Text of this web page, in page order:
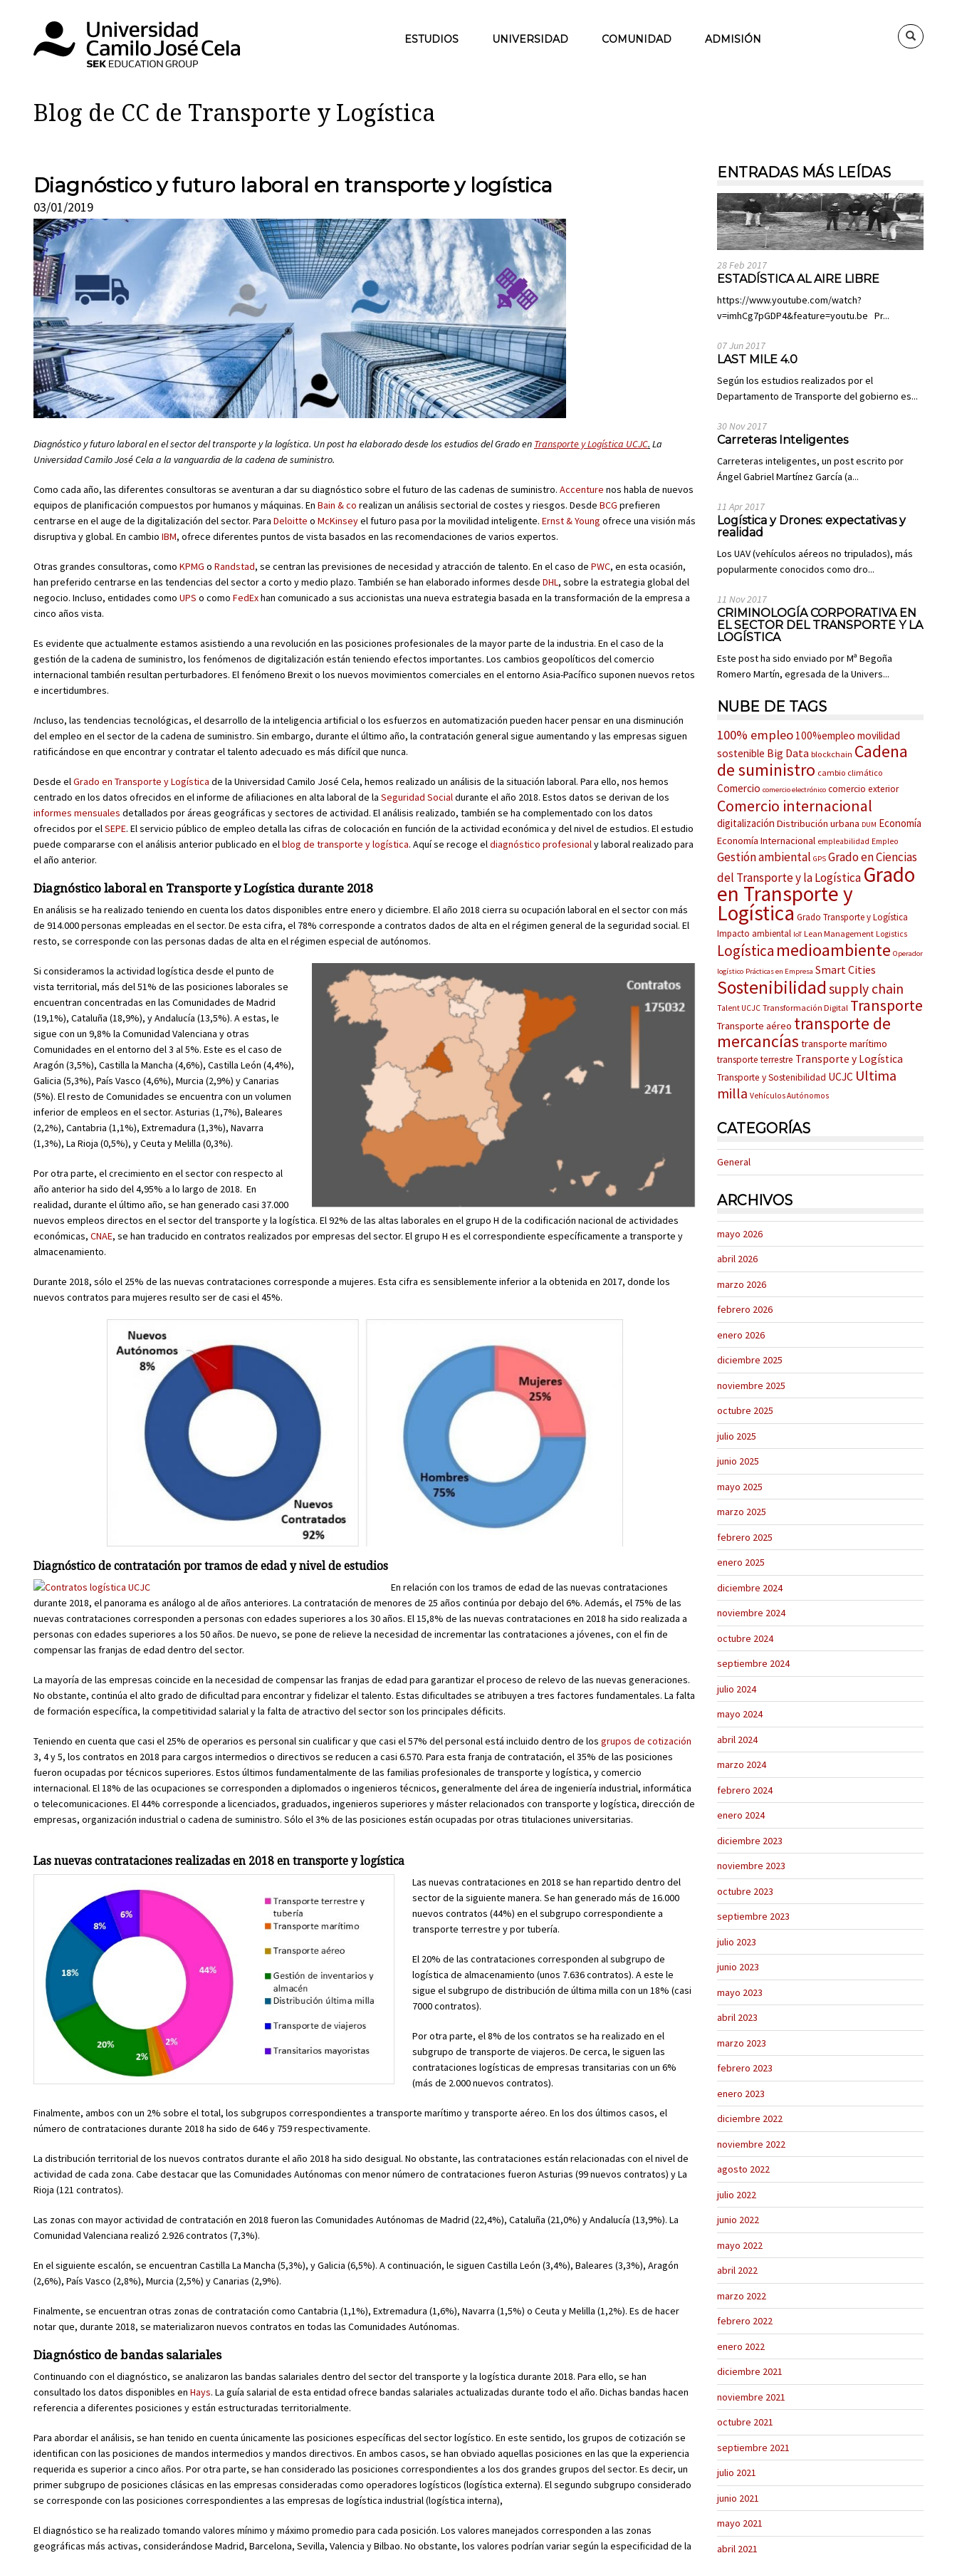
ESTUDIOS UNIVERSIDAD COMUNIDAD ADMISIÓN
Blog de CC de Transporte y Logística
Diagnóstico y futuro laboral en transporte y logística
03/01/2019
Diagnóstico y futuro laboral en el sector del transporte y la logística. Un post ha elaborado desde los estudios del Grado en Transporte y Logística UCJC. La
Universidad Camilo José Cela a la vanguardia de la cadena de suministro.
Como cada año, las diferentes consultoras se aventuran a dar su diagnóstico sobre el futuro de las cadenas de suministro. Accenture nos habla de nuevos
equipos de planificación compuestos por humanos y máquinas. En Bain & co realizan un análisis sectorial de costes y riesgos. Desde BCG prefieren
centrarse en el auge de la digitalización del sector. Para Deloitte o McKinseyel futuro pasa por la movilidad inteligente. Ernst & Young ofrece una visión más
disruptiva y global. En cambio IBM, ofrece diferentes puntos de vista basados en las recomendaciones de varios expertos.
Otras grandes consultoras, como KPMG o Randstad, se centran las previsiones de necesidad y atracción de talento. En el caso de PWC, en esta ocasión,
han preferido centrarse en las tendencias del sector a corto y medio plazo. También se han elaborado informes desde DHL , sobre la estrategia global del
negocio. Incluso, entidades como UPS o como FedExhan comunicado a sus accionistas una nueva estrategia basada en la transformación de la empresa a
cinco años vista.
Es evidente que actualmente estamos asistiendo a una revolución en las posiciones profesionales de la mayor parte de la industria. En el caso de la
gestión de la cadena de suministro, los fenómenos de digitalización están teniendo efectos importantes. Los cambios geopolíticos del comercio
internacional también resultan perturbadores. El fenómeno Brexit o los nuevos movimientos comerciales en el entorno Asia-Pacífico suponen nuevos retos
e incertidumbres.
Incluso, las tendencias tecnológicas, el desarrollo de la inteligencia artificial o los esfuerzos en automatización pueden hacer pensar en una disminución
del empleo en el sector de la cadena de suministro. Sin embargo, durante el último año, la contratación general sigue aumentando y las empresas siguen
ratificándose en que encontrar y contratar el talento adecuado es más difícil que nunca.
Desde el Grado en Transporte y Logística de la Universidad Camilo José Cela, hemos realizado un análisis de la situación laboral. Para ello, nos hemos
centrado en los datos ofrecidos en el informe de afiliaciones en alta laboral de la Seguridad Social durante el año 2018. Estos datos se derivan de los
informes mensuales detallados por áreas geográficas y sectores de actividad. El análisis realizado, también se ha complementado con los datos
ofrecidos por el SEPE. El servicio público de empleo detalla las cifras de colocación en función de la actividad económica y del nivel de estudios. El estudio
puede compararse con el análisis anterior publicado en el blog de transporte y logística. Aquí se recoge el diagnóstico profesional y laboral realizado para
el año anterior.
Diagnóstico laboral en Transporte y Logística durante 2018
En análisis se ha realizado teniendo en cuenta los datos disponibles entre enero y diciembre. El año 2018 cierra su ocupación laboral en el sector con más
de 914.000 personas empleadas en el sector. De esta cifra, el 78% corresponde a contratos dados de alta en el régimen general de la seguridad social. El
resto, se corresponde con las personas dadas de alta en el régimen especial de autónomos.
Si consideramos la actividad logística desde el punto de
vista territorial, más del 51% de las posiciones laborales se
encuentran concentradas en las Comunidades de Madrid
(19,1%), Cataluña (18,9%), y Andalucía (13,5%). A estas, le
sigue con un 9,8% la Comunidad Valenciana y otras
Comunidades en el entorno del 3 al 5%. Este es el caso de
Aragón (3,5%), Castilla la Mancha (4,6%), Castilla León (4,4%),
Galicia (5,3%), País Vasco (4,6%), Murcia (2,9%) y Canarias
(5%). El resto de Comunidades se encuentra con un volumen
inferior de empleos en el sector. Asturias (1,7%), Baleares
(2,2%), Cantabria (1,1%), Extremadura (1,3%), Navarra
(1,3%), La Rioja (0,5%), y Ceuta y Melilla (0,3%).
Por otra parte, el crecimiento en el sector con respecto al
año anterior ha sido del 4,95% a lo largo de 2018. En
realidad, durante el último año, se han generado casi 37.000
nuevos empleos directos en el sector del transporte y la logística. El 92% de las altas laborales en el grupo H de la codificación nacional de actividades
económicas, CNAE, se han traducido en contratos realizados por empresas del sector. El grupo H es el correspondiente específicamente a transporte y
almacenamiento.
Durante 2018, sólo el 25% de las nuevas contrataciones corresponde a mujeres. Esta cifra es sensiblemente inferior a la obtenida en 2017, donde los
nuevos contratos para mujeres resulto ser de casi el 45%.
Diagnóstico de contratación por tramos de edad y nivel de estudios
En relación con los tramos de edad de las nuevas contrataciones
durante 2018, el panorama es análogo al de años anteriores. La contratación de menores de 25 años continúa por debajo del 6%. Además, el 75% de las
nuevas contrataciones corresponden a personas con edades superiores a los 30 años. El 15,8% de las nuevas contrataciones en 2018 ha sido realizada a
personas con edades superiores a los 50 años. De nuevo, se pone de relieve la necesidad de incrementar las contrataciones a jóvenes, con el fin de
compensar las franjas de edad dentro del sector.
La mayoría de las empresas coincide en la necesidad de compensar las franjas de edad para garantizar el proceso de relevo de las nuevas generaciones.
No obstante, continúa el alto grado de dificultad para encontrar y fidelizar el talento. Estas dificultades se atribuyen a tres factores fundamentales. La falta
de formación específica, la competitividad salarial y la falta de atractivo del sector son los principales déficits.
Teniendo en cuenta que casi el 25% de operarios es personal sin cualificar y que casi el 57% del personal está incluido dentro de los grupos de cotización
3, 4 y 5, los contratos en 2018 para cargos intermedios o directivos se reducen a casi 6.570. Para esta franja de contratación, el 35% de las posiciones
fueron ocupadas por técnicos superiores. Estos últimos fundamentalmente de las familias profesionales de transporte y logística, y comercio
internacional. El 18% de las ocupaciones se corresponden a diplomados o ingenieros técnicos, generalmente del área de ingeniería industrial, informática
o telecomunicaciones. El 44% corresponde a licenciados, graduados, ingenieros superiores y máster relacionados con transporte y logística, dirección de
empresas, organización industrial o cadena de suministro. Sólo el 3% de las posiciones están ocupadas por otras titulaciones universitarias.
Las nuevas contrataciones realizadas en 2018 en transporte y logística
Las nuevas contrataciones en 2018 se han repartido dentro del
sector de la siguiente manera. Se han generado más de 16.000
nuevos contratos (44%) en el subgrupo correspondiente a
transporte terrestre y por tubería.
El 20% de las contrataciones corresponden al subgrupo de
logística de almacenamiento (unos 7.636 contratos). A este le
sigue el subgrupo de distribución de última milla con un 18% (casi
7000 contratos).
Por otra parte, el 8% de los contratos se ha realizado en el
subgrupo de transporte de viajeros. De cerca, le siguen las
contrataciones logísticas de empresas transitarias con un 6%
(más de 2.000 nuevos contratos).
Finalmente, ambos con un 2% sobre el total, los subgrupos correspondientes a transporte marítimo y transporte aéreo. En los dos últimos casos, el
número de contrataciones durante 2018 ha sido de 646 y 759 respectivamente.
La distribución territorial de los nuevos contratos durante el año 2018 ha sido desigual. No obstante, las contrataciones están relacionadas con el nivel de
actividad de cada zona. Cabe destacar que las Comunidades Autónomas con menor número de contrataciones fueron Asturias (99 nuevos contratos) y La
Rioja (121 contratos).
Las zonas con mayor actividad de contratación en 2018 fueron las Comunidades Autónomas de Madrid (22,4%), Cataluña (21,0%) y Andalucía (13,9%). La
Comunidad Valenciana realizó 2.926 contratos (7,3%).
En el siguiente escalón, se encuentran Castilla La Mancha (5,3%), y Galicia (6,5%). A continuación, le siguen Castilla León (3,4%), Baleares (3,3%), Aragón
(2,6%), País Vasco (2,8%), Murcia (2,5%) y Canarias (2,9%).
Finalmente, se encuentran otras zonas de contratación como Cantabria (1,1%), Extremadura (1,6%), Navarra (1,5%) o Ceuta y Melilla (1,2%). Es de hacer
notar que, durante 2018, se materializaron nuevos contratos en todas las Comunidades Autónomas.
Diagnóstico de bandas salariales
Continuando con el diagnóstico, se analizaron las bandas salariales dentro del sector del transporte y la logística durante 2018. Para ello, se han
consultado los datos disponibles en Hays. La guía salarial de esta entidad ofrece bandas salariales actualizadas durante todo el año. Dichas bandas hacen
referencia a diferentes posiciones y están estructuradas territorialmente.
Para abordar el análisis, se han tenido en cuenta únicamente las posiciones específicas del sector logístico. En este sentido, los grupos de cotización se
identifican con las posiciones de mandos intermedios y mandos directivos. En ambos casos, se han obviado aquellas posiciones en las que la experiencia
requerida es superior a cinco años. Por otra parte, se han considerado las posiciones correspondientes a los dos grandes grupos del sector. Es decir, un
primer subgrupo de posiciones clásicas en las empresas consideradas como operadores logísticos (logística externa). El segundo subgrupo considerado
se corresponde con las posiciones correspondientes a las empresas de logística industrial (logística interna),
El diagnóstico se ha realizado tomando valores mínimo y máximo promedio para cada posición. Los valores manejados corresponden a las zonas
geográficas más activas, considerándose Madrid, Barcelona, Sevilla, Valencia y Bilbao. No obstante, los valores podrían variar según la especificidad de la
ENTRADAS MÁS LEÍDAS
28 Feb 2017
ESTADÍSTICA AL AIRE LIBRE
https://www.youtube.com/watch?
v=imhCg7pGDP4&feature=youtu.be Pr...
07 Jun 2017
LAST MILE 4.0
Según los estudios realizados por el
Departamento de Transporte del gobierno es...
30 Nov 2017
Carreteras Inteligentes
Carreteras inteligentes, un post escrito por
Ángel Gabriel Martínez García (a...
11 Apr 2017
Logística y Drones: expectativas y
realidad
Los UAV (vehículos aéreos no tripulados), más
popularmente conocidos como dro...
11 Nov 2017
CRIMINOLOGÍA CORPORATIVA EN
EL SECTOR DEL TRANSPORTE Y LA
LOGÍSTICA
Este post ha sido enviado por Mª Begoña
Romero Martín, egresada de la Univers...
NUBE DE TAGS
100% empleo 100%empleo movilidad
sostenible Big Data blockchain Cadena
de suministro cambio climático
Comercio comercio electrónico comercio exterior
Comercio internacional
digitalización Distribución urbana DUM Economía
Economía Internacional empleabilidad Empleo
Gestión ambiental GPS Grado en Ciencias
del Transporte y la Logística Grado
en Transporte y
LogísticaGrado Transporte y Logística
Impacto ambiental IoT Lean Management Logistics
Logística medioambiente Operador
logístico Prácticas en Empresa Smart Cities
Sostenibilidad supply chain
Talent UCJC Transformación Digital Transporte
Transporte aéreo transporte de
mercancías transporte marítimo
transporte terrestre Transporte y Logística
Transporte y Sostenibilidad UCJC Ultima
milla Vehículos Autónomos
CATEGORÍAS
General
ARCHIVOS
mayo 2026
abril 2026
marzo 2026
febrero 2026
enero 2026
diciembre 2025
noviembre 2025
octubre 2025
julio 2025
junio 2025
mayo 2025
marzo 2025
febrero 2025
enero 2025
diciembre 2024
noviembre 2024
octubre 2024
septiembre 2024
julio 2024
mayo 2024
abril 2024
marzo 2024
febrero 2024
enero 2024
diciembre 2023
noviembre 2023
octubre 2023
septiembre 2023
julio 2023
junio 2023
mayo 2023
abril 2023
marzo 2023
febrero 2023
enero 2023
diciembre 2022
noviembre 2022
agosto 2022
julio 2022
junio 2022
mayo 2022
abril 2022
marzo 2022
febrero 2022
enero 2022
diciembre 2021
noviembre 2021
octubre 2021
septiembre 2021
julio 2021
junio 2021
mayo 2021
abril 2021